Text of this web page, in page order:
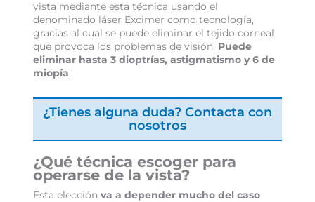
vista mediante esta técnica usando el
denominado láser Excimer como tecnología,
gracias al cual se puede eliminar el tejido corneal
que provoca los problemas de visión. Puede
eliminar hasta 3 dioptrías, astigmatismo y 6 de
miopía.
¿Tienes alguna duda? Contacta con
nosotros
¿Qué técnica escoger para
operarse de la vista?
Esta elecciónva a depender mucho del caso